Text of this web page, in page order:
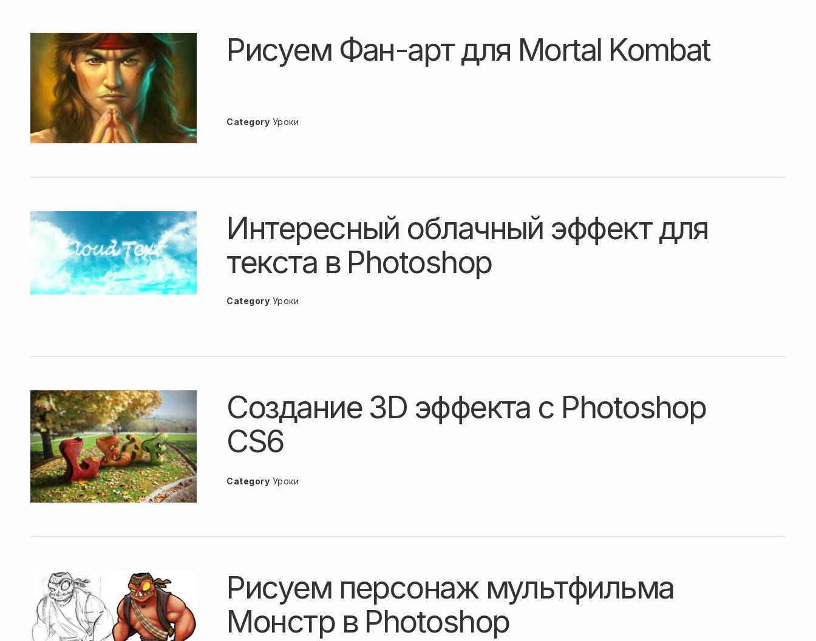
Рисуем Фан-арт для Mortal Kombat
Category Уроки
Интересный облачный эффект для
текста в Photoshop
Category Уроки
Создание 3D эффекта с Photoshop
CS6
Category Уроки
Рисуем персонаж мультфильма
Монстр в Photoshop